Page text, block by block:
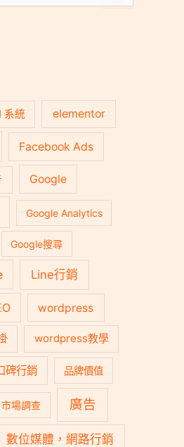
系統 elementor
Facebook Ads
Google
Google Analytics
Google搜尋
Line行銷
wordpress
wordpress教學
碑行銷 品牌價值
市場調查 廣告
數位媒體，網路行銷